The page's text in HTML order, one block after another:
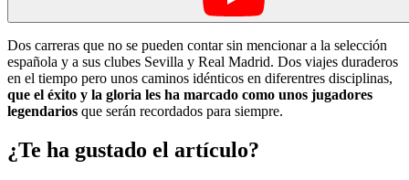
Dos carreras que no se pueden contar sin mencionar a la selección
española y a sus clubes Sevilla y Real Madrid. Dos viajes duraderos
en el tiempo pero unos caminos idénticos en diferentres disciplinas,
que el éxito y la gloria les ha marcado como unos jugadores
legendarios que serán recordados para siempre.
¿Te ha gustado el artículo?